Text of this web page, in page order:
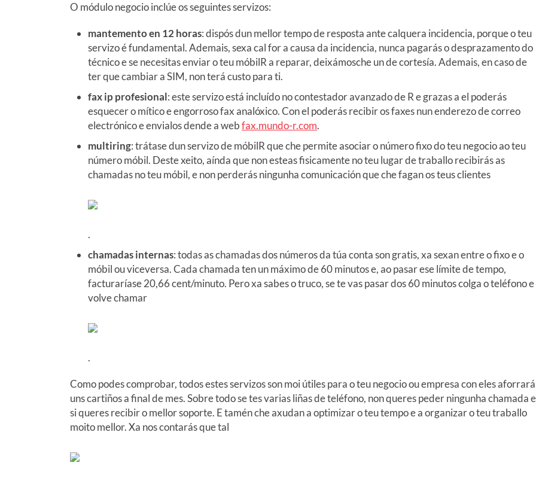
O módulo negocio inclúe os seguintes servizos:
mantemento en 12 horas: dispós dun mellor tempo de resposta ante calquera incidencia, porque o teu
servizo é fundamental. Ademais, sexa cal for a causa da incidencia, nunca pagarás o desprazamento do
técnico e se necesitas enviar o teu móbilR a reparar, deixámosche un de cortesía. Ademais, en caso de
ter que cambiar a SIM, non terá custo para ti.
fax ip profesional: este servizo está incluído no contestador avanzado de R e grazas a el poderás
esquecer o mítico e engorroso fax analóxico. Con el poderás recibir os faxes nun enderezo de correo
electrónico e envialos dende a webfax.mundo-r.com.
multiring: trátase dun servizo de móbilR que che permite asociar o número fixo do teu negocio ao teu
número móbil. Deste xeito, aínda que non esteas fisicamente no teu lugar de traballo recibirás as
chamadas no teu móbil, e non perderás ningunha comunicación que che fagan os teus clientes
.
chamadas internas: todas as chamadas dos números da túa conta son gratis, xa sexan entre o fixo e o
móbil ou viceversa. Cada chamada ten un máximo de 60 minutos e, ao pasar ese límite de tempo,
facturaríase 20,66 cent/minuto. Pero xa sabes o truco, se te vas pasar dos 60 minutos colga o teléfono e
volve chamar
.
Como podes comprobar, todos estes servizos son moi útiles para o teu negocio ou empresa con eles
uns cartiños a final de mes. Sobre todo se tes varias liñas de teléfono, non queres peder ningunha chamada e
si queres recibir o mellor soporte. E tamén che axudan a optimizar o teu tempo e a organizar o teu traballo
moito mellor. Xa nos contarás que tal